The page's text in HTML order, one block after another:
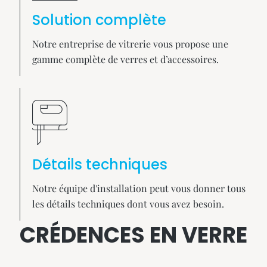
Solution complète
Notre entreprise de vitrerie vous propose une
gamme complète de verres et d’accessoires.
Détails techniques
Notre équipe d'installation peut vous donner tous
les détails techniques dont vous avez besoin.
CRÉDENCES EN VERRE